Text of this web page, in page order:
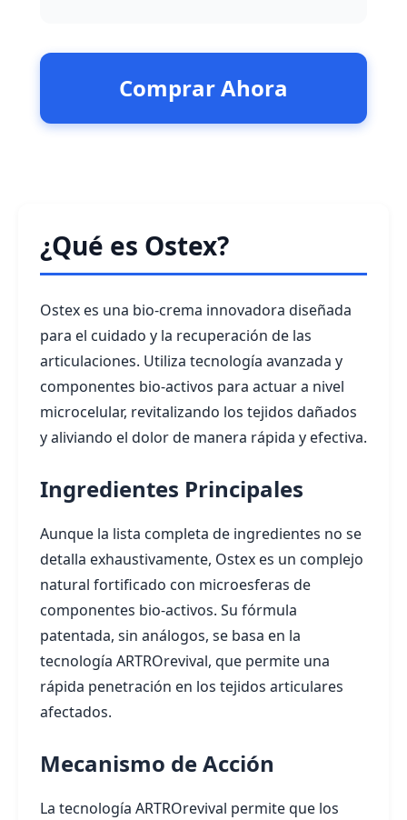
Comprar Ahora
¿Qué es Ostex?
Ostex es una bio-crema innovadora diseñada
para el cuidado y la recuperación de las
articulaciones. Utiliza tecnología avanzada y
componentes bio-activos para actuar a nivel
microcelular, revitalizando los tejidos dañados
y aliviando el dolor de manera rápida y efectiva.
Ingredientes Principales
Aunque la lista completa de ingredientes no se
detalla exhaustivamente, Ostex es un complejo
natural fortificado con microesferas de
componentes bio-activos. Su fórmula
patentada, sin análogos, se basa en la
tecnología ARTROrevival, que permite una
rápida penetración en los tejidos articulares
afectados.
Mecanismo de Acción
La tecnología ARTROrevival permite que los